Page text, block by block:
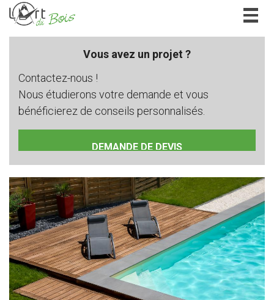
Vous avez un projet ?
Contactez-nous !
Nous étudierons votre demande et vous
bénéficierez de conseils personnalisés.
DEMANDE DE DEVIS